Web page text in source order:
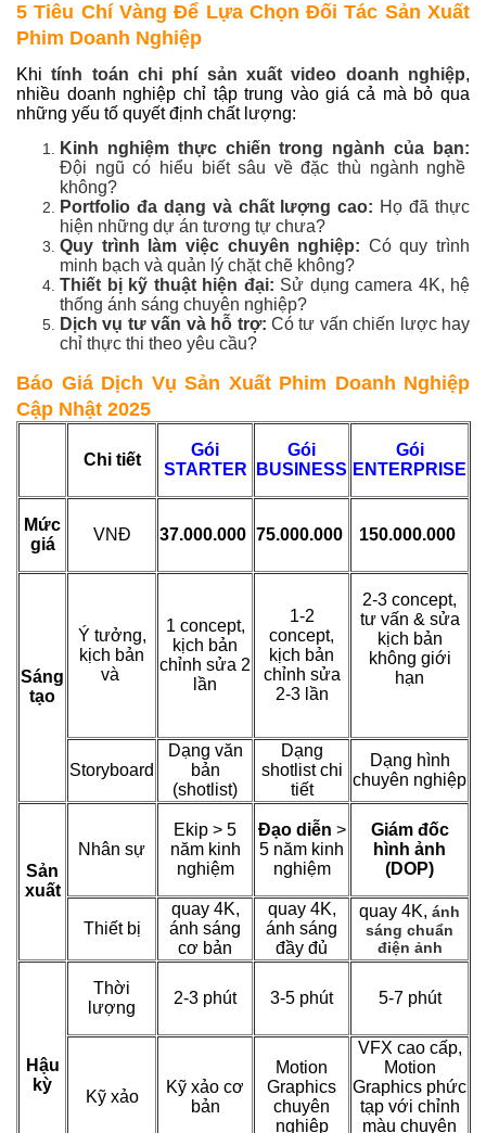
5 Tiêu Chí Vàng Để Lựa Chọn Đối Tác Sản Xuất
Phim Doanh Nghiệp
Khitính toán chi phí sản xuất video doanh nghiệp,
nhiều doanh nghiệp chỉ tập trung vào giá cả mà bỏ qua
những yếu tố quyết định chất lượng:
Kinh nghiệm thực chiến trong ngành của bạn:
Đội ngũ có hiểu biết sâu về đặc thù ngành nghề
không?
Portfolio đa dạng và chất lượng cao: Họ đã thực
hiện những dự án tương tự chưa?
Quy trình làm việc chuyên nghiệp: Có quy trình
minh bạch và quản lý chặt chẽ không?
Thiết bị kỹ thuật hiện đại: Sử dụng camera 4K, hệ
thống ánh sáng chuyên nghiệp?
Dịch vụ tư vấn và hỗ trợ: Có tư vấn chiến lược hay
chỉ thực thi theo yêu cầu?
Báo Giá Dịch Vụ Sản Xuất Phim Doanh Nghiệp
Cập Nhật 2025
Chi tiết
Gói
STARTER
Gói
BUSINESS
Gói
ENTERPRISE
Mức
giá
VNĐ 37.000.000 75.000.000 150.000.000
Sáng
tạo
Ý tưởng,
kịch bản
và
1 concept,
kịch bản
chỉnh sửa 2
lần
1-2
concept,
kịch bản
chỉnh sửa
2-3 lần
2-3 concept,
tư vấn & sửa
kịch bản
không giới
hạn
Storyboard
Dạng văn
bản
(shotlist)
Dạng
shotlist chi
tiết
Dạng hình
chuyên nghiệp
Sản
xuất
Nhân sự
Ekip > 5
năm kinh
nghiệm
Đạo diễn >
5 năm kinh
nghiệm
Giám đốc
hình ảnh
(DOP)
Thiết bị
quay 4K,
ánh sáng
cơ bản
quay 4K,
ánh sáng
đầy đủ
quay 4K, ánh
sáng chuẩn
điện ảnh
Hậu
kỳ
Thời
lượng
2-3 phút 3-5 phút 5-7 phút
Kỹ xảo
Kỹ xảo cơ
bản
Motion
Graphics
chuyên
nghiệp
VFX cao cấp,
Motion
Graphics phức
tạp với chỉnh
màu chuyên